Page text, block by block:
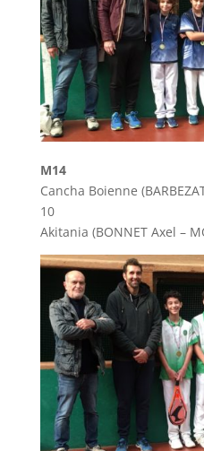
M14
Cancha Boienne
10
Akitania (BONNET Axel –